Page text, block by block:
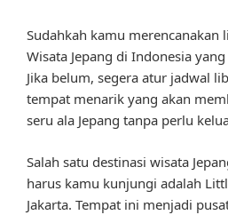
Sudahkah kamu merencanakan
Wisata Jepang di Indonesia
Jika belum, segera atur jadwal
tempat menarik yang akan
seru ala Jepang tanpa perlu
Salah satu destinasi wisata
harus kamu kunjungi adalah
Jakarta. Tempat ini menjadi